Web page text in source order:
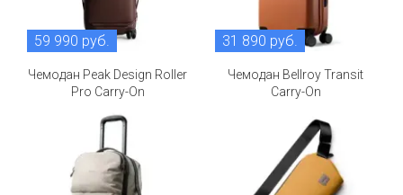
59 990 руб.
Чемодан Peak Design Roller
Pro Carry-On
31 890 руб.
Чемодан Bellroy Transit
Carry-On